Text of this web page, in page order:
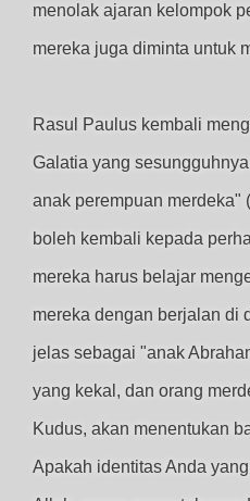
menolak ajaran kelompok
mereka juga diminta untuk
Rasul Paulus kembali
Galatia yang
anak perempuan merdeka"
boleh kembali kepada
mereka harus belajar
mereka dengan berjalan di
jelas sebagai "anak
yang kekal, dan orang
Kudus, akan menentukan
Apakah identitas Anda